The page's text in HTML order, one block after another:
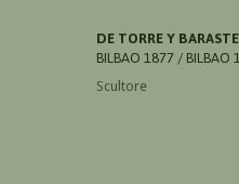
DE TORRE Y
BILBAO 1877 / BILBAO
Scultore